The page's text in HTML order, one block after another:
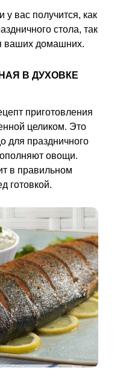
вас получится, как
стола, так
ваших домашних.
В ДУХОВКЕ
приготовления
целиком. Это
для праздничного
овощи.
в правильном
готовкой.